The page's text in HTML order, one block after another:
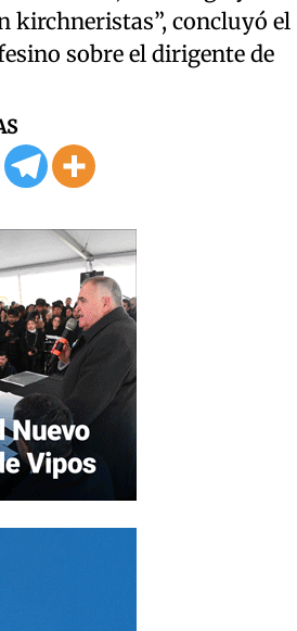
kirchneristas”, concluyó el
sobre el dirigente de